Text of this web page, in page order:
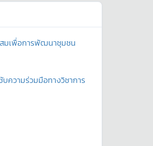
สมเพื่อการพัฒนาชุมชน
วามร่วมมือทางวิชาการ